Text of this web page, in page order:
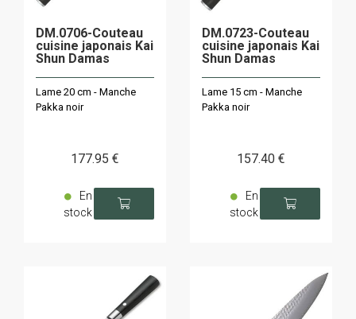
DM.0706-Couteau
cuisine japonais Kai
Shun Damas
Lame 20 cm - Manche
Pakka noir
177.95 €
En
stock
DM.0723-Couteau
cuisine japonais Kai
Shun Damas
Lame 15 cm - Manche
Pakka noir
157.40 €
En
stock